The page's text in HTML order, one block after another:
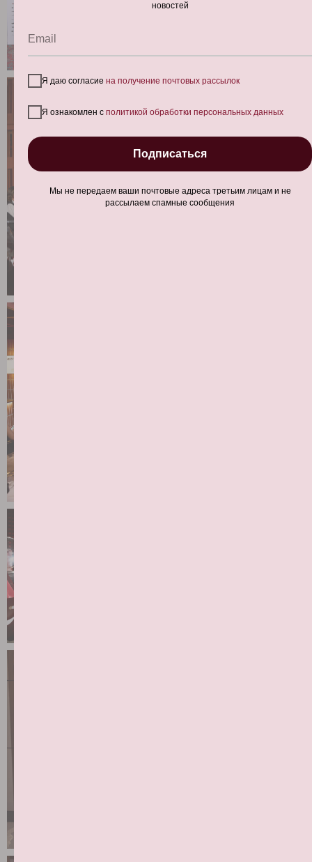
новостей
Email
Я даю согласие на получение почтовых рассылок
Я ознакомлен с политикой обработки персональных данных
Подписаться
Мы не передаем ваши почтовые адреса третьим лицам и не
рассылаем спамные сообщения